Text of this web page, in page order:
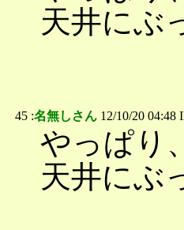
天井にぶ
45 :名無しさん 12/10/20 04:48
やっぱり
天井にぶ